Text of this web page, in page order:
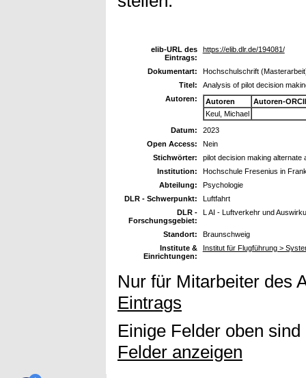
elib-URL des
Eintrags:
https://elib.dlr.de/194081/
Dokumentart:
Hochschulschrift
Titel:
Analysis of pilot decision
Autoren:
Autoren
Autoren-
Keul, Michael
Datum:
2023
Open Access:
Nein
Stichwörter:
pilot decision making alternate
Institution:
Hochschule Fresenius in
Abteilung:
Psychologie
DLR - Schwerpunkt:
Luftfahrt
DLR -
Forschungsgebiet:
L AI - Luftverkehr und
Standort:
Braunschweig
Institute &
Einrichtungen:
Institut für Flugführung >
Nur für Mitarbeiter des
Eintrags
Einige Felder oben
Felder anzeigen